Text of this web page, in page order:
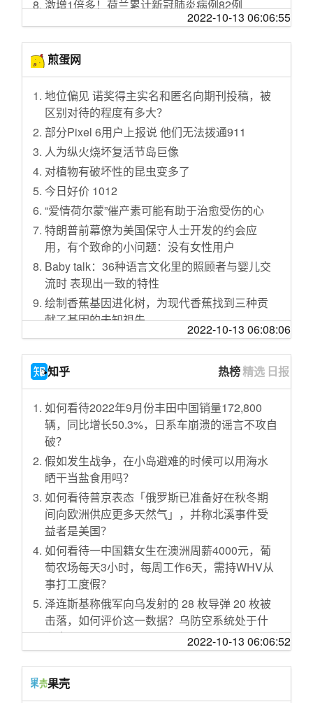
影去了
小伙一天做了三盆口味的鸡爪，只为找到最好
吃的那一款
新英雄【萨勒芬妮】技能介绍：音乐法师,大招
魅惑,W群体增益!可辅可法！
只是输了一场比赛而已，难道我需要三叩九
拜？向他们道歉？
二哈是一种神奇的物种
她改变了一代人！史上获奖最多的日本TV动
画，你看过吗？
爷 很 萌
黑龙江食物中毒致7死2伤 女儿哭诉：都是一家
人很痛苦，后续治疗还需上百万
河边烤肉，大sao陪媳妇钓鱼，猪排牛排带一
堆，过路大娘都引来了
3个诀窍让你全天不困，沾床就睡 | R90高效睡
不出意外明天全村都知道了
天：都怪京东小组第二
【vlog】辛苦工作一整年，就为快乐这一天
【刘哔】吐槽《演员请就位2》：这个节目应该
叫导演请就位，你把它当竞赛类节目看就认真
了！
小 母 牛 歇 后 语 大 全 1.0 ！！！
要不是有字幕我差点就听懂了
【散人】萌新捉鬼小分队
韩国意淫神片，明朝时期韩国发明了导弹，团
灭明朝大军，称霸亚洲
【电锯人/蕾塞/MEME】HIP
生活在亲戚家是种什么体验？
【芜林外传】经典折磨
知道什么叫神仙撩裙摆吗? Julien Fournié了解
一下
【罗翔老师直播课堂】希望大家能够拥有爱与
激增1倍多！荷兰累计新冠肺炎病例82例
?“钟南山”商标注册申请被驳 法院：属禁注范围
韩媒：在韩非法滞留的中国人排队申请回国
德国确诊数增至99人 部长专机现“疑似感染”乌
至少7名高官确诊新冠肺炎 伊朗缘何成疫情重灾
区？
黑龙江省无新增确诊病例 新增治愈出院病例15
例
成为刚需的口罩:核心熔喷布仍紧缺 业内忧产能
过剩
科威特新冠肺炎确诊病例增至11例 暂停往返多
国航班
意大利1号病人轨迹曝光：跑马拉松影响逾5万
人
来自医院等地的＂疑似＂＂密接＂现金 是这样
隔离的！
湖北省委书记应勇：继续严管守牢离汉离鄂通
道
韩疾病管理本部：文在寅不是自行隔离对象
涉案1.74亿元！公安部查扣伪劣口罩3100余万
拉美现首例确诊！巴西一男子核酸检测呈阳性
福建无新增新冠确诊病例 累计确诊294例死亡1
例
山东无新增新冠肺炎病例 累计确诊756例死亡6
例
吉林无新增新冠肺炎确诊病例 累计确诊93例死
亡1例
内蒙古无新增新冠肺炎确诊病例 累计报告确诊7
5例
首个地方禁食野生动物＂黑白名单＂:甲鱼蛇鸟
或禁吃
山东青岛对四类入境人员实行集中隔离或留观
重庆市新增新冠肺炎确诊病例2例 累计575例死
亡6例
重庆又有7例确诊患者治愈出院 目前共有335例
出院
2022-10-13 06:06:55
煎蛋网
地位偏见 诺奖得主实名和匿名向期刊投稿，被
区别对待的程度有多大？
部分Pixel 6用户上报说 他们无法拨通911
人为纵火烧坏复活节岛巨像
对植物有破坏性的昆虫变多了
今日好价 1012
“爱情荷尔蒙”催产素可能有助于治愈受伤的心
特朗普前幕僚为美国保守人士开发的约会应
用，有个致命的小问题：没有女性用户
Baby talk：36种语言文化里的照顾者与婴儿交
流时 表现出一致的特性
绘制香蕉基因进化树，为现代香蕉找到三种贡
献了基因的未知祖先
今日好价 1011
化学界有200年历史的谜团：质子如何通过水？
猫猫也是可以被训练好的
素食者抑郁的风险高2倍，但原因你肯定猜错了
今日好价 1010
脑力小体操 大家的空间感有多强呢
普林斯顿大学每年的基金收益已能覆盖所有运
营开销，并盈余19亿美元
上周菲律宾政府彩票开奖 433人中大奖引发猜疑
短篇故事：打印罪
今日好价 1009
玩音游，可提高老年人的短期记忆
超罕见疾病 进行性骨化性纤维发育不良 (FOP)
应用基因编辑技术，解决现代工业酿造啤酒口
味不如古法发酵啤酒的问题
今日好价 1008
2022-10-13 06:08:06
知乎 热榜精选 日报
如何看待2022年9月份丰田中国销量172,800
辆，同比增长50.3%，日系车崩溃的谣言不攻自
破？
假如发生战争，在小岛避难的时候可以用海水
晒干当盐食用吗？
如何看待普京表态「俄罗斯已准备好在秋冬期
间向欧洲供应更多天然气」，并称北溪事件受
益者是美国？
如何看待一中国籍女生在澳洲周薪4000元，葡
萄农场每天3小时，每周工作6天，需持WHV从
事打工度假？
泽连斯基称俄军向乌发射的 28 枚导弹 20 枚被
击落，如何评价这一数据？乌防空系统处于什
么水平？
椅才能行走，这是一种什么疾病？该如何预防
和治疗？
2022-10-13 06:06:52
果壳